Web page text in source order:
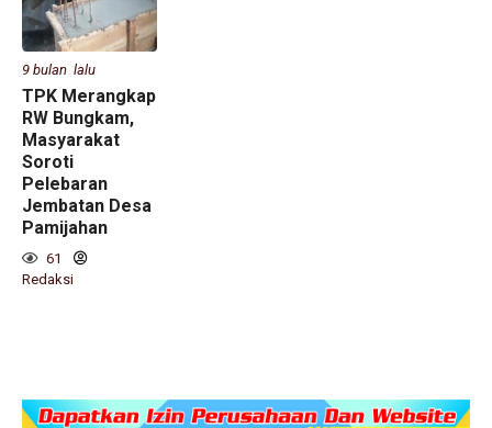
9 bulan lalu
TPK Merangkap
RW Bungkam,
Masyarakat
Soroti
Pelebaran
Jembatan Desa
Pamijahan
61
Redaksi